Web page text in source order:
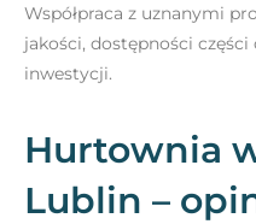
Współpraca z uznanymi
jakości, dostępności części
inwestycji.
Hurtownia
Lublin –